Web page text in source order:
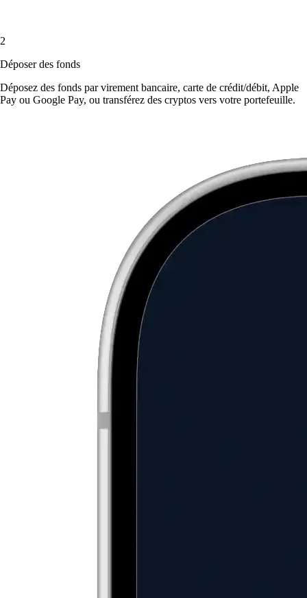
2
Déposer des fonds
Déposez des fonds par virement bancaire, carte de crédit/débit, Apple
Pay ou Google Pay, ou transférez des cryptos vers votre portefeuille.